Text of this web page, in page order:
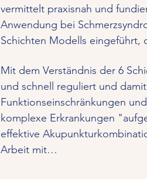
vermittelt praxisnah und
Anwendung bei
Schichten Modells eingeführt,
Mit dem Verständnis der 6
und schnell reguliert und
Funktionseinschränkungen
komplexe Erkrankungen
effektive
Arbeit mit…